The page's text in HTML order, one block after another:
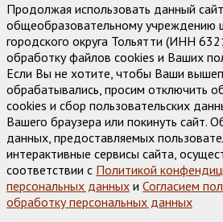
Продолжая использовать данный
общеобразовательному учреждению
городского округа Тольятти (ИНН
обработку файлов cookies и Ваших
Если Вы не хотите, чтобы Ваши
обрабатывались, просим отключить
cookies и сбор пользовательских
Вашего браузера или покинуть сайт.
данных, предоставляемых
интерактивные сервисы сайта,
соответствии с Политикой
персональных данных и Согласием
обработку персональных данных